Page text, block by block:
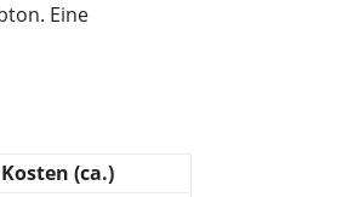
Eine
(ca.)